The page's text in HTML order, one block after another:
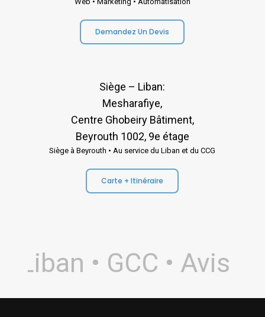
Demandez Un Devis
Siège – Liban:
Mesharafiye,
Centre Ghobeiry Bâtiment,
Beyrouth 1002, 9e étage
Siège à Beyrouth • Au service du Liban et du CCG
Carte + Itinéraire
• GCC • Avis